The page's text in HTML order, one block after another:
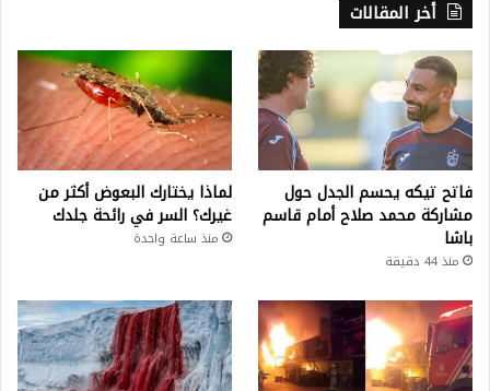
أخر المقالات
فاتح تيكه يحسم الجدل حول
مشاركة محمد صلاح أمام قاسم
باشا
منذ 44 دقيقة
لماذا يختارك البعوض أكثر من
غيرك؟ السر في رائحة جلدك
منذ ساعة واحدة